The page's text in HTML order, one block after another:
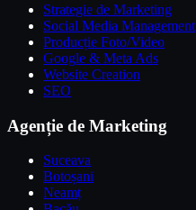
Strategie de Marketing
Social Media Management
Producție Foto/Video
Google & Meta Ads
Website Creation
SEO
Agenție de Marketing
Suceava
Botoșani
Neamț